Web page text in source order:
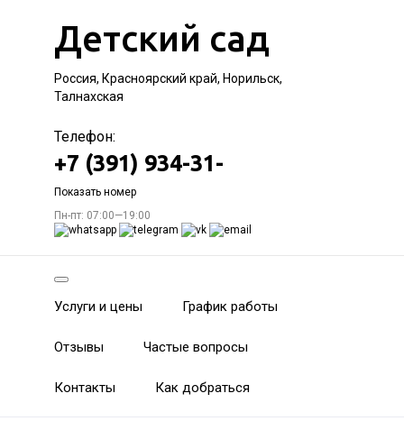
Детский сад
Россия, Красноярский край, Норильск,
Талнахская
Телефон:
+7 (391) 934-31-
Показать номер
Пн-пт: 07:00—19:00
Услуги и цены График работы
Отзывы Частые вопросы
Контакты Как добраться